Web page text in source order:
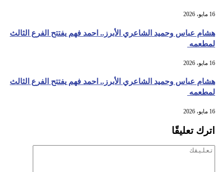
16 مايو، 2026
هشام عباس وحميد الشاعري الأبرز.. احمد فهم يفتتح الفرع الثالث
لمطعمه
16 مايو، 2026
هشام عباس وحميد الشاعري الأبرز.. احمد فهم يفتتح الفرع الثالث
لمطعمه
16 مايو، 2026
اترك تعليقًا